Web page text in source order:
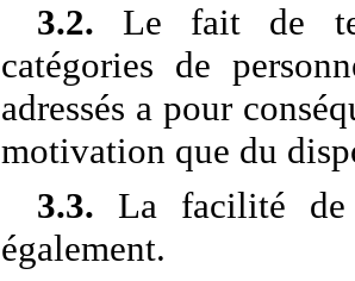
3.2. Le fait de
catégories de
adressés a pour
motivation que du
3.3. La facilité de
également.